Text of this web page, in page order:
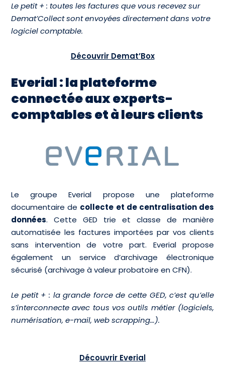
Le petit + : toutes les factures que vous recevez sur
Demat’Collect sont envoyées directement dans votre
logiciel comptable.
Découvrir Demat’Box
Everial : la plateforme
connectée aux experts-
comptables et à leurs clients
Le groupe Everial propose une plateforme
documentaire de collecte et de centralisation des
données. Cette GED trie et classe de manière
automatisée les factures importées par vos clients
sans intervention de votre part. Everial propose
également un service d’archivage électronique
sécurisé (archivage à valeur probatoire en CFN).
Le petit + : la grande force de cette GED, c’est qu’elle
s’interconnecte avec tous vos outils métier (logiciels,
numérisation, e-mail, web scrapping…).
Découvrir Everial